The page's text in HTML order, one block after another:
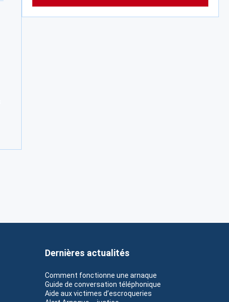
Dernières actualités
Comment fonctionne une arnaque
Guide de conversation téléphonique
Aide aux victimes d’escroqueries